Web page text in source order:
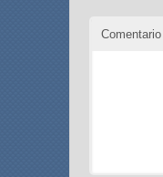
Comentario